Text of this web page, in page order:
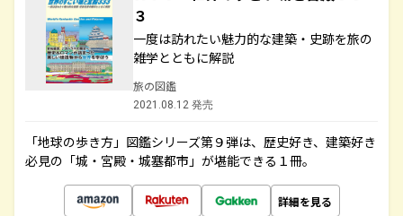
３
一度は訪れたい魅力的な建築・史跡を旅の
雑学とともに解説
旅の図鑑
2021.08.12 発売
「地球の歩き方」図鑑シリーズ第９弾は、歴史好き、建築好き
必見の「城・宮殿・城塞都市」が堪能できる１冊。
詳細を見る